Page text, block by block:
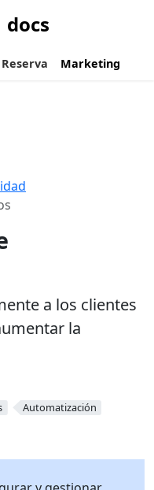
Marketing
a los clientes
la
Automatización